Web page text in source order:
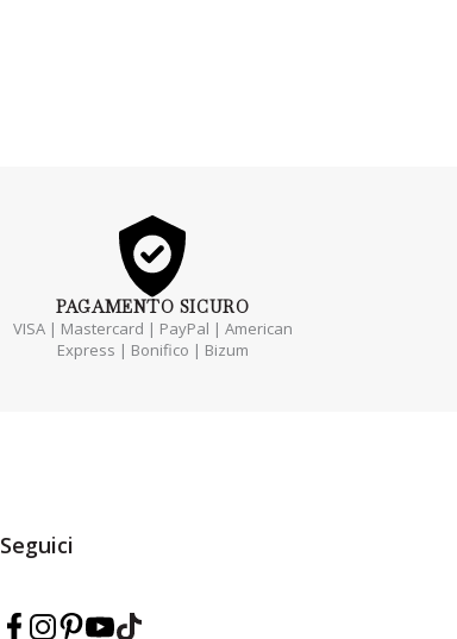
PAGAMENTO SICURO
VISA | Mastercard | PayPal | American
Express | Bonifico | Bizum
Seguici